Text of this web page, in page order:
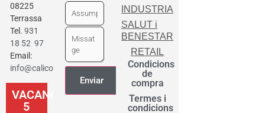
08225
Terrassa
Tel. 931
18 52 97
Email:
info@calicot.cat
VACANCES
5
INDUSTRIA
SALUT i
BENESTAR
RETAIL
Condicions
de
compra
Termes i
condicions